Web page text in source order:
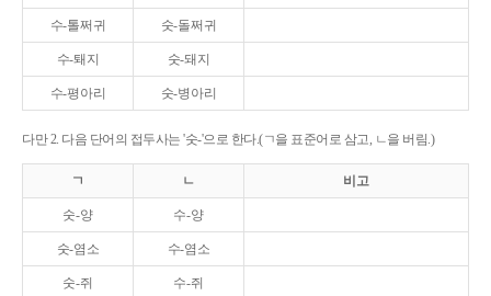
수-톨쩌귀 숫-돌쩌귀
수-퇘지 숫-돼지
수-평아리 숫-병아리
다만 2. 다음 단어의 접두사는 '숫-'으로 한다.(ㄱ을 표준어로 삼고, ㄴ을 버림.)
ㄱ ㄴ 비고
숫-양 수-양
숫-염소 수-염소
숫-쥐 수-쥐